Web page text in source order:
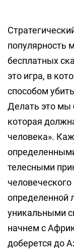
популярность
бесплатных
это игра, в
способом
Делать это мы
которая
человека».
телесными
определенной
уникальными
начнем с
доберется до